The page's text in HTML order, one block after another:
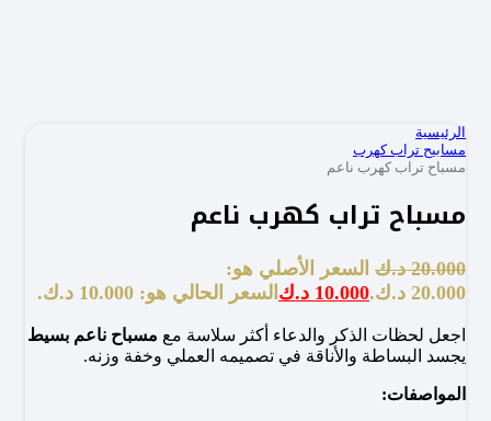
الرئيسية
مسابيح تراب كهرب
مسباح تراب كهرب ناعم
مسباح تراب كهرب ناعم
20.000 د.ك السعر الأصلي هو:
20.000 د.ك.
10.000 د.ك السعر الحالي هو: 10.000 د.ك.
اجعل لحظات الذكر والدعاء أكثر سلاسة مع مسباح ناعم بسيط
يجسد البساطة والأناقة في تصميمه العملي وخفة وزنه.
المواصفات: